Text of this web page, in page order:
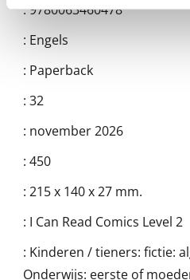
:9780063460478
: Engels
: Paperback
: 32
: november 2026
: 450
: 215 x 140 x 27 mm.
: I Can Read Comics Level 2
: Kinderen / tieners: fictie:
Onderwijs: eerste of